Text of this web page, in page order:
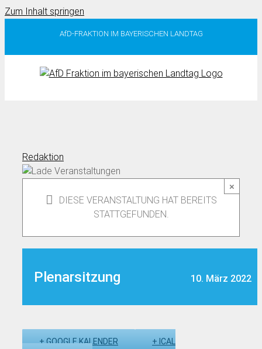
Zum Inhalt springen
AfD-FRAKTION IM BAYERISCHEN LANDTAG
Redaktion
×
DIESE VERANSTALTUNG HAT BEREITS
STATTGEFUNDEN.
Plenarsitzung 10. März 2022
+ GOOGLE KALENDER
+ ICAL